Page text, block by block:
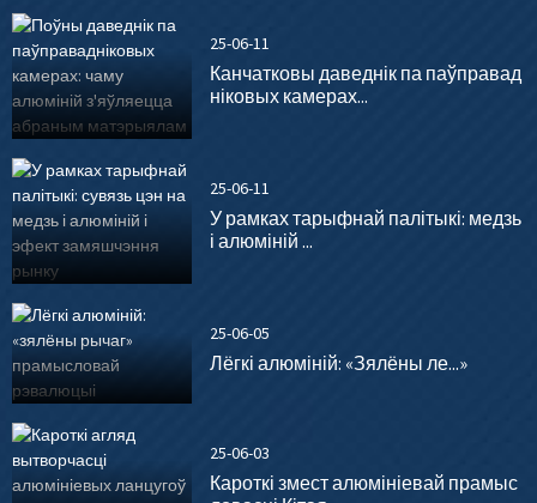
25-06-11
Канчатковы даведнік па паўправад
ніковых камерах...
25-06-11
У рамках тарыфнай палітыкі: медзь
і алюміній ...
25-06-05
Лёгкі алюміній: «Зялёны ле...»
25-06-03
Кароткі змест алюмініевай прамыс